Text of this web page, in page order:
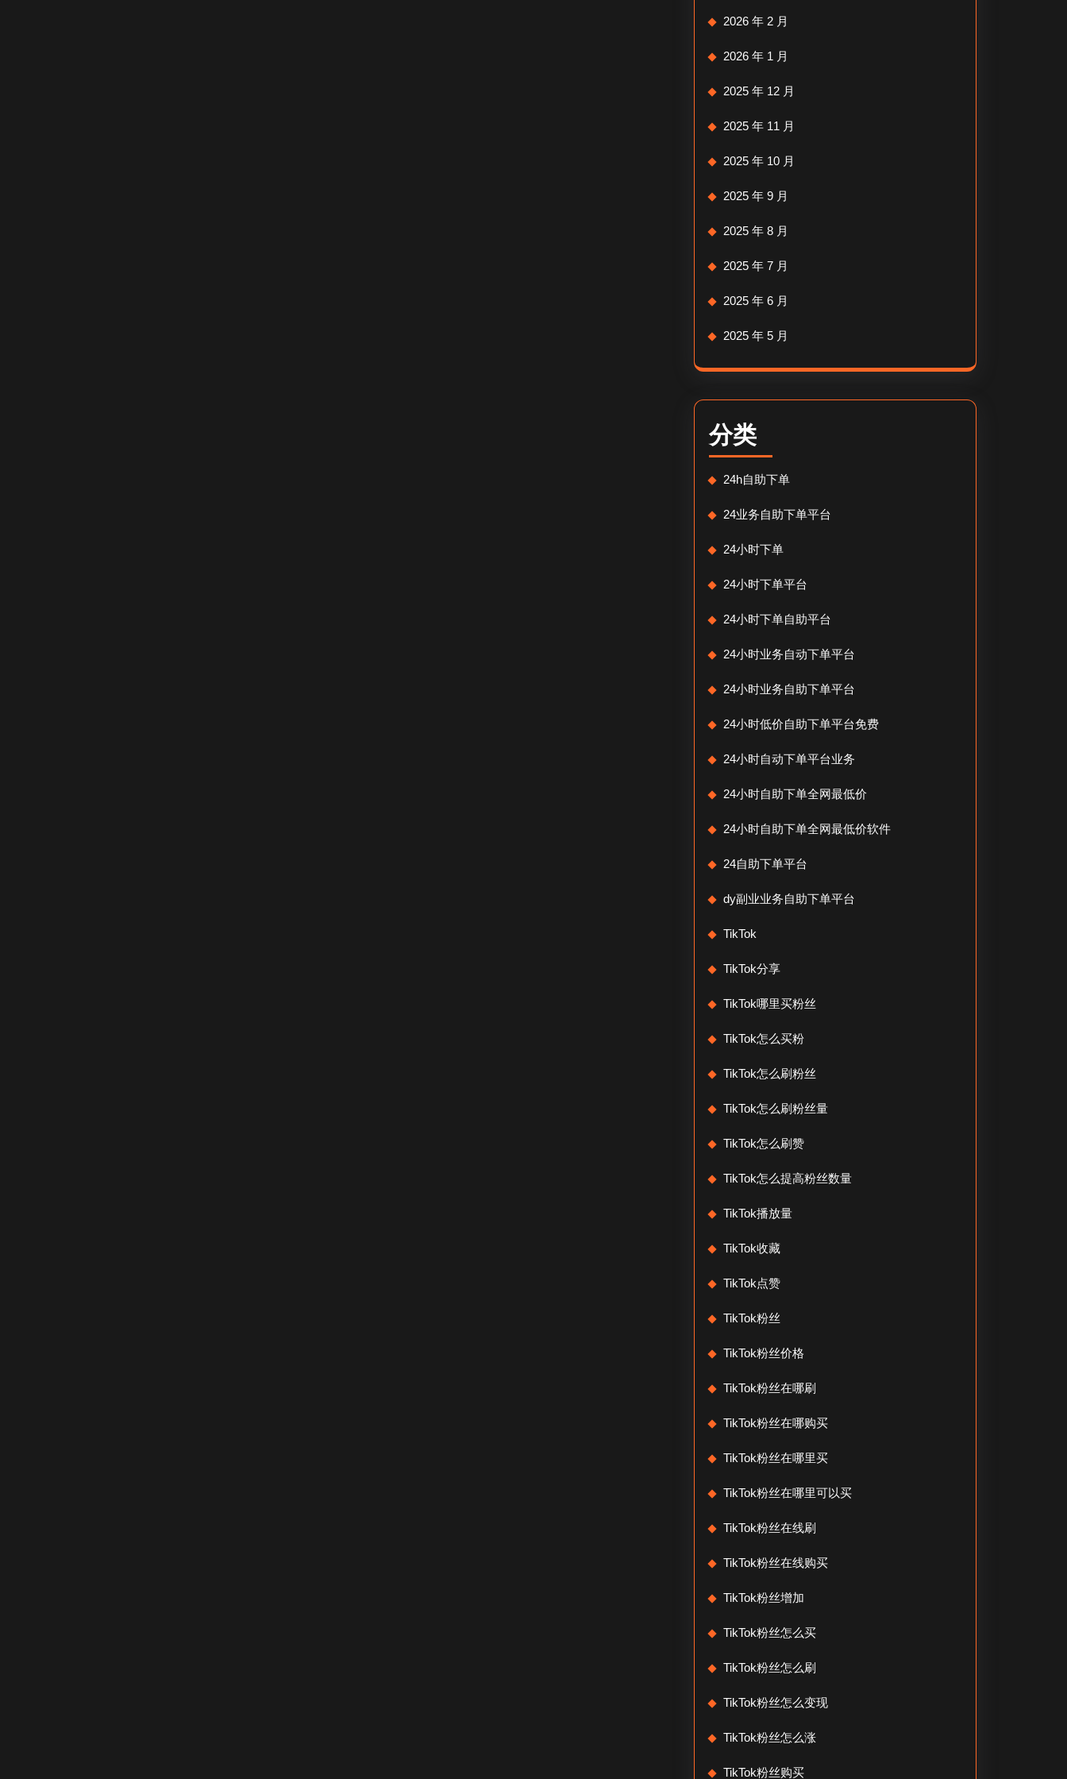
2026 年 2 月
2026 年 1 月
2025 年 12 月
2025 年 11 月
2025 年 10 月
2025 年 9 月
2025 年 8 月
2025 年 7 月
2025 年 6 月
2025 年 5 月
分类
24h自助下单
24业务自助下单平台
24小时下单
24小时下单平台
24小时下单自助平台
24小时业务自动下单平台
24小时业务自助下单平台
24小时低价自助下单平台免费
24小时自动下单平台业务
24小时自助下单全网最低价
24小时自助下单全网最低价软件
24自助下单平台
dy副业业务自助下单平台
TikTok
TikTok分享
TikTok哪里买粉丝
TikTok怎么买粉
TikTok怎么刷粉丝
TikTok怎么刷粉丝量
TikTok怎么刷赞
TikTok怎么提高粉丝数量
TikTok播放量
TikTok收藏
TikTok点赞
TikTok粉丝
TikTok粉丝价格
TikTok粉丝在哪刷
TikTok粉丝在哪购买
TikTok粉丝在哪里买
TikTok粉丝在哪里可以买
TikTok粉丝在线刷
TikTok粉丝在线购买
TikTok粉丝增加
TikTok粉丝怎么买
TikTok粉丝怎么刷
TikTok粉丝怎么变现
TikTok粉丝怎么涨
TikTok粉丝购买